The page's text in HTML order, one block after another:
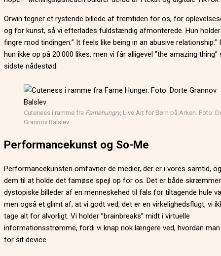
Orwin tegner et rystende billede af fremtiden for os, for
og for kunst, så vi efterlades fuldstændig afmonterede. Hun
fingre mod tindingen:” It feels like being in an abusive relationship.”
hun ikke op på 20.000 likes, men vi får alligevel ”the amazing
sidste nådestød.
Cuteness i ramme fra Famehungry, Live Art for Børn på Arken. Foto:
Grannov Balslev
Performancekunst og So-Me
Performancekunsten omfavner de medier, der er i vores samtid,
dem til at holde det famøse spejl op for os. Det er både
dystopiske billeder af en menneskehed til fals for tiltagende hule
men også et glimt af, at vi godt ved, det er en virkelighedsflugt, vi
tage alt for alvorligt. Vi holder ”brainbreaks” midt i virtuelle
informationsstrømme, fordi vi knap nok længere ved, hvordan
for sit device.